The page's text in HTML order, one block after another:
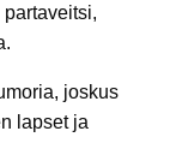
joskus
lapset ja